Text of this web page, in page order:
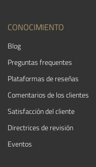
CONOCIMIENTO
Blog
Preguntas frequentes
Plataformas de reseñas
Comentarios de los clientes
Satisfacción del cliente
Directrices de revisión
Eventos